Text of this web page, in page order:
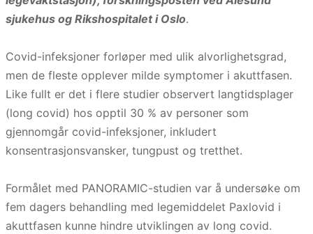
sjukehus og Rikshospitalet i Oslo.
Covid-infeksjoner forløper med ulik alvorlighetsgrad,
men de fleste opplever milde symptomer i akuttfasen.
Like fullt er det i flere studier observert langtidsplager
(long covid) hos opptil 30 % av personer som
gjennomgår covid-infeksjoner, inkludert
konsentrasjonsvansker, tungpust og tretthet.
Formålet med PANORAMIC-studien var å undersøke om
fem dagers behandling med legemiddelet Paxlovid i
akuttfasen kunne hindre utviklingen av long covid.